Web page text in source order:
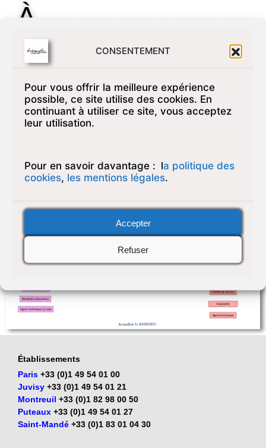
CONSENTEMENT
Pour vous offrir la meilleure expérience
possible, ce site utilise des cookies. En
continuant à utiliser ce site, vous acceptez
leur utilisation.
Pour en savoir davantage : la politique des
cookies, les mentions légales.
Accepter
Refuser
À
association a su créer un espace institutionnel unique
où l’engagement de ses acteurs conduit à un débat
interne constamment renouvelé.
Aussi, la réactualisation de notre projet associatif a
permis de fixer le cadre de notre gouvernance
associative, de préciser nos spécificités et de réaffirmer
nos valeurs. Une organisation institutionnelle claire
Organigramme de thélèmythe
Établissements
Paris +33 (0)1 49 54 01 00
Juvisy +33 (0)1 49 54 01 21
Montreuil +33 (0)1 82 98 00 50
Puteaux +33 (0)1 49 54 01 27
Saint-Mandé +33 (0)1 83 01 04 30